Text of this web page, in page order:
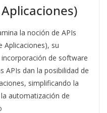
la noción de APIs
Aplicaciones), su
de software
APIs dan la posibilidad de
simplificando la
automatización de